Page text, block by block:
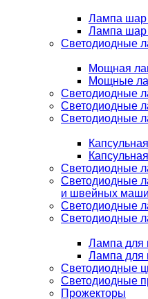
Лампа шар
Лампа
Светодиодные
Мощная
Мощные
Светодиодные
Светодиодные
Светодиодные
Светодиодные
Светодиодные
и швейных
Светодиодные
Светодиодные
Лампа для
Лампа для
Светодиодные
Светодиодные
Прожекторы